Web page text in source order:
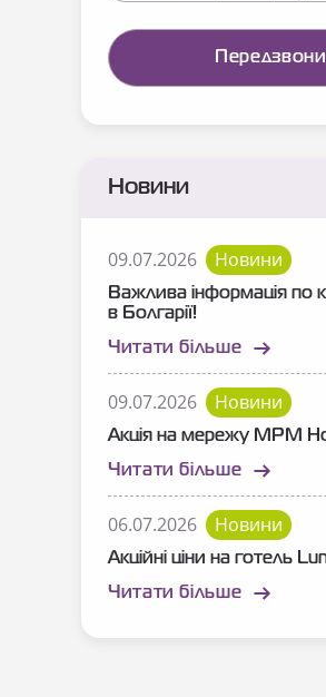
Новини
09.07.2026 Новини
Важлива інформація по
в Болгарії!
Читати більше
09.07.2026 Новини
Акція на мережу MPM
Читати більше
06.07.2026 Новини
Акційні ціни на готель
Читати більше